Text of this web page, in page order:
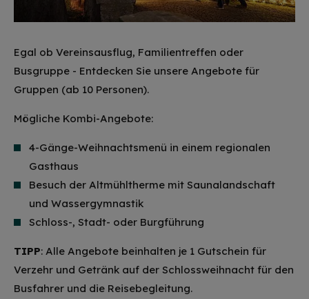
Egal ob Vereinsausflug, Familientreffen oder
Busgruppe - Entdecken Sie unsere Angebote für
Gruppen (ab 10 Personen).
Mögliche Kombi-Angebote:
4-Gänge-Weihnachtsmenü in einem regionalen
Gasthaus
Besuch der Altmühltherme mit Saunalandschaft
und Wassergymnastik
Schloss-, Stadt- oder Burgführung
TIPP: Alle Angebote beinhalten je 1 Gutschein für
Verzehr und Getränk auf der Schlossweihnacht für den
Busfahrer und die Reisebegleitung.